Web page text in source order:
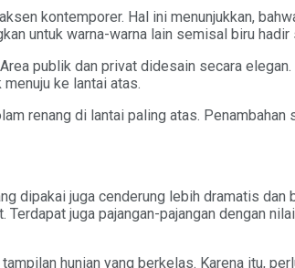
kontemporer. Hal ini menunjukkan,
untuk warna-warna lain semisal biru
publik dan privat didesain secara
ke lantai atas.
renang di lantai paling atas.
dipakai juga cenderung lebih dramatis
juga pajangan-pajangan dengan
hunian yang berkelas. Karena itu,